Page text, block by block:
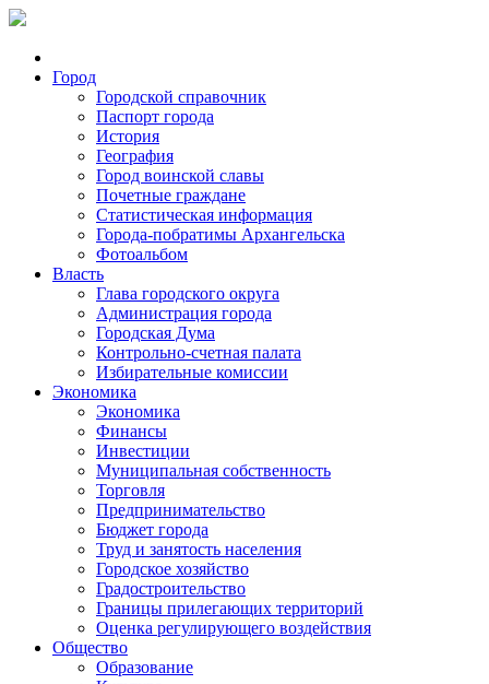
Город
Городской справочник
Паспорт города
История
География
Город воинской славы
Почетные граждане
Статистическая информация
Города-побратимы Архангельска
Фотоальбом
Власть
Глава городского округа
Администрация города
Городская Дума
Контрольно-счетная палата
Избирательные комиссии
Экономика
Экономика
Финансы
Инвестиции
Муниципальная собственность
Торговля
Предпринимательство
Бюджет города
Труд и занятость населения
Городское хозяйство
Градостроительство
Границы прилегающих территорий
Оценка регулирующего воздействия
Общество
Образование